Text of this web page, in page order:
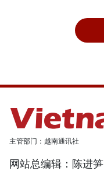
主管部门：越南通讯社
网站总编辑：陈进笋